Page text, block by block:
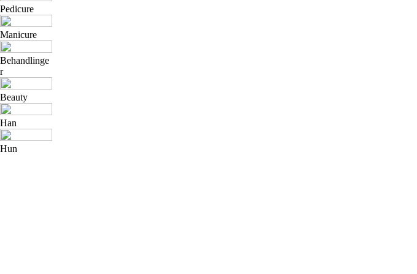
Pedicure
Manicure
Behandlinge
r
Beauty
Han
Hun